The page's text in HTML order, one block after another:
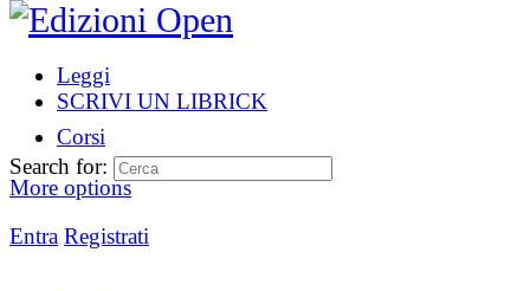
Leggi
SCRIVI UN LIBRICK
Corsi
More options
Entra Registrati
Search for: